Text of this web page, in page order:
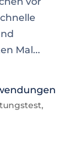
Mal...
,